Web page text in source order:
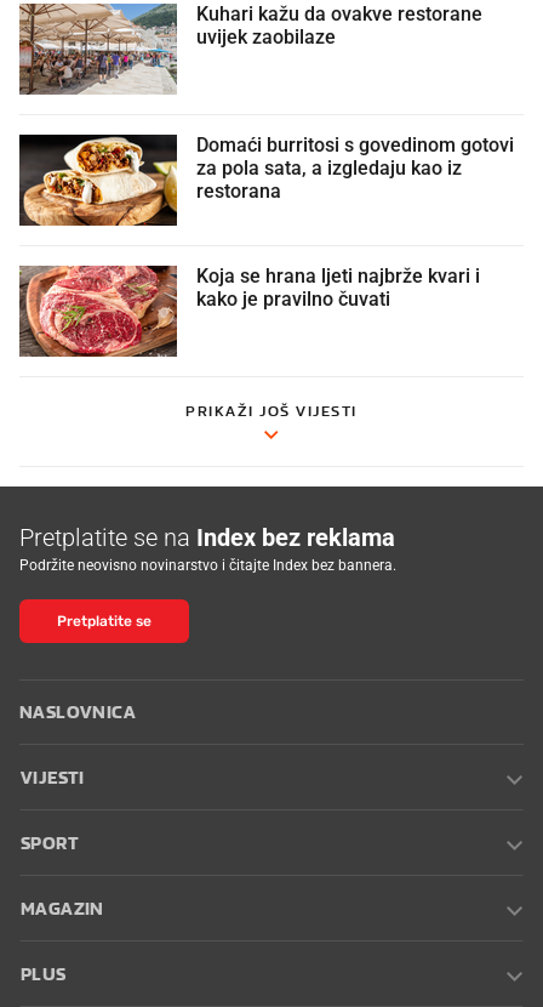
Kuhari kažu da ovakve restorane
uvijek zaobilaze
Domaći burritosi s govedinom gotovi
za pola sata, a izgledaju kao iz
restorana
Koja se hrana ljeti najbrže kvari i
kako je pravilno čuvati
PRIKAŽI JOŠ VIJESTI
Pretplatite se na Index bez reklama
Podržite neovisno novinarstvo i čitajte Index bez bannera.
Pretplatite se
NASLOVNICA
VIJESTI
SPORT
MAGAZIN
PLUS